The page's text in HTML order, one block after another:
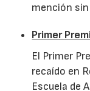
mención
Primer
El Primer
recaído en
Escuela de